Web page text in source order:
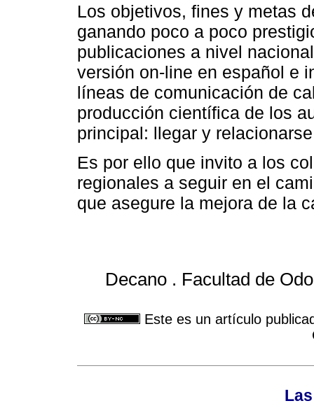
Los objetivos, fines y metas
ganando poco a poco
publicaciones a nivel
versión on-line en español e
líneas de comunicación de
producción científica de los
principal: llegar y
Es por ello que invito a los
regionales a seguir en el
que asegure la mejora de la
Decano . Facultad de
Este es un artículo